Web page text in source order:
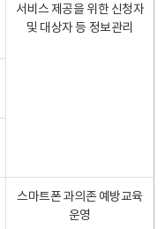
서비스 제공을 위한 신청자
및 대상자 등 정보관리
스마트폰 과의존 예방교육
운영